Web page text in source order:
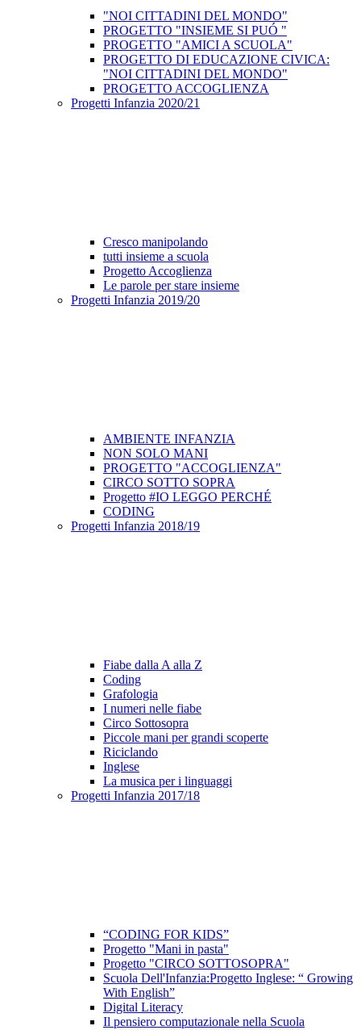
"NOI CITTADINI DEL MONDO"
PROGETTO "INSIEME SI PUÓ "
PROGETTO "AMICI A SCUOLA"
PROGETTO DI EDUCAZIONE CIVICA:
"NOI CITTADINI DEL MONDO"
PROGETTO ACCOGLIENZA
Progetti Infanzia 2020/21
Cresco manipolando
tutti insieme a scuola
Progetto Accoglienza
Le parole per stare insieme
Progetti Infanzia 2019/20
AMBIENTE INFANZIA
NON SOLO MANI
PROGETTO "ACCOGLIENZA"
CIRCO SOTTO SOPRA
Progetto #IO LEGGO PERCHÉ
CODING
Progetti Infanzia 2018/19
Fiabe dalla A alla Z
Coding
Grafologia
I numeri nelle fiabe
Circo Sottosopra
Piccole mani per grandi scoperte
Riciclando
Inglese
La musica per i linguaggi
Progetti Infanzia 2017/18
“CODING FOR KIDS”
Progetto "Mani in pasta"
Progetto "CIRCO SOTTOSOPRA"
Scuola Dell'Infanzia:Progetto Inglese: “ Growing
With English”
Digital Literacy
Il pensiero computazionale nella Scuola